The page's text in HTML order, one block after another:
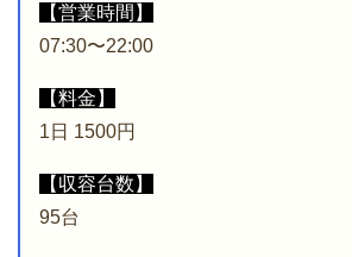
【営業時間】
07:30〜22:00
【料金】
1日 1500円
【収容台数】
95台